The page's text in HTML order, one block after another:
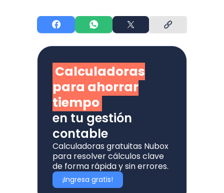
Calculadoras
para ahorrar
tiempo
en tu gestión
contable
Calculadoras gratuitas Nubox
para resolver cálculos clave
de forma rápida y sin errores.
¡Ingresa gratis!